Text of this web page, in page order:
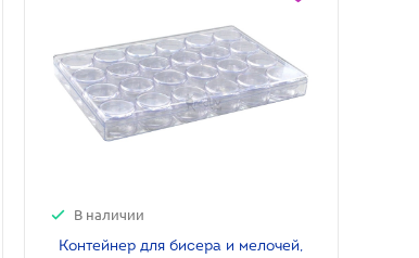
В наличии
Контейнер для бисера и мелочей,